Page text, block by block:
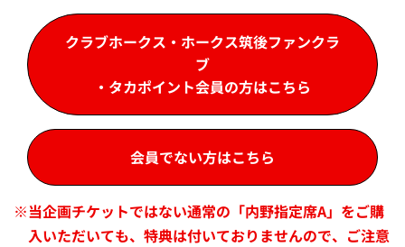
クラブホークス・ホークス筑後ファンクラ
ブ
・タカポイント会員の方はこちら
会員でない方はこちら
※当企画チケットではない通常の「内野指定席A」をご購
入いただいても、特典は付いておりませんので、ご注意